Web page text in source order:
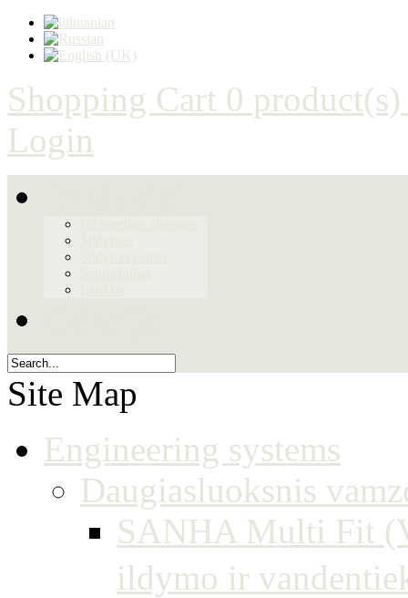
Shopping Cart 0
Login
Site Map
Engineering systems
Daugiasluoksnis
SANHA Multi Fit
ildymo ir